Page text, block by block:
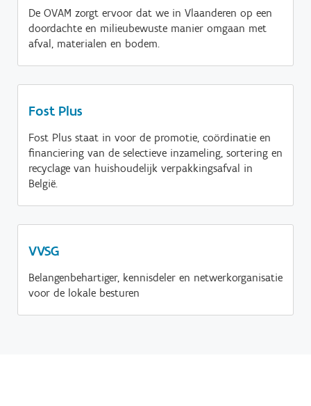
Lees meer
De OVAM zorgt ervoor dat we in Vlaanderen op een
doordachte en milieubewuste manier omgaan met
afval, materialen en bodem.
Fost Plus
Fost Plus staat in voor de promotie, coördinatie en
financiering van de selectieve inzameling, sortering en
recyclage van huishoudelijk verpakkingsafval in
België.
VVSG
Belangenbehartiger, kennisdeler en netwerkorganisatie
voor de lokale besturen